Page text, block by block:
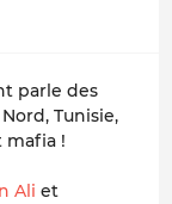
parle des
Tunisie,
mafia !
Ali et